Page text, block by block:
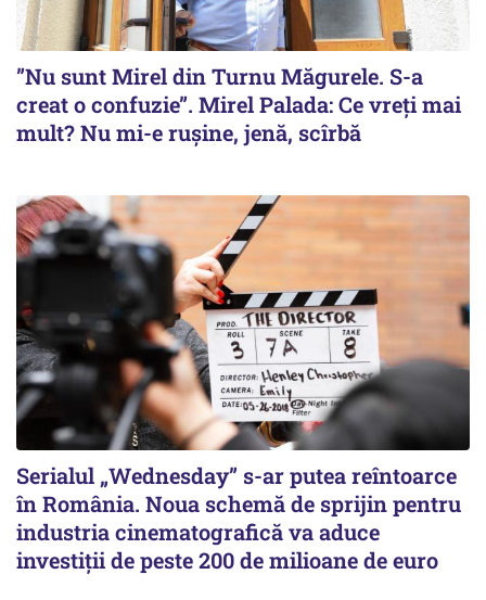
”Nu sunt Mirel din Turnu Măgurele. S-a
creat o confuzie”. Mirel Palada: Ce vreți mai
mult? Nu mi-e rușine, jenă, scîrbă
Serialul „Wednesday” s-ar putea reîntoarce
în România. Noua schemă de sprijin pentru
industria cinematografică va aduce
investiții de peste 200 de milioane de euro